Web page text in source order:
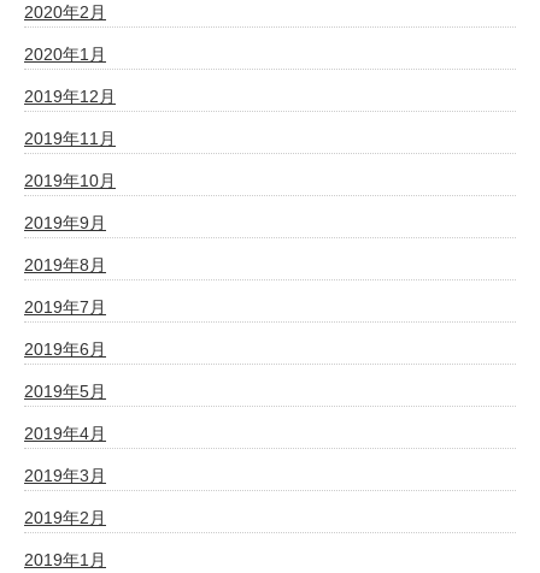
2020年2月
2020年1月
2019年12月
2019年11月
2019年10月
2019年9月
2019年8月
2019年7月
2019年6月
2019年5月
2019年4月
2019年3月
2019年2月
2019年1月